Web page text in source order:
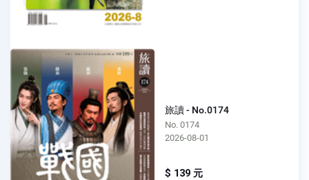
旅讀 - No.0174
No. 0174
2026-08-01
$ 139 元